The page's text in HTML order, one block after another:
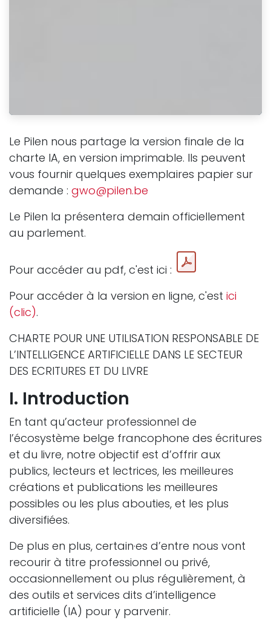
Le Pilen nous partage la version finale de la
charte IA, en version imprimable. Ils peuvent
vous fournir quelques exemplaires papier sur
demande : gwo@pilen.be
Le Pilen la présentera demain officiellement
au parlement.
Pour accéder au pdf, c'est ici :
Pour accéder à la version en ligne, c'est ici
(clic).
CHARTE POUR UNE UTILISATION RESPONSABLE DE
L’INTELLIGENCE ARTIFICIELLE DANS LE SECTEUR
DES ECRITURES ET DU LIVRE
I. Introduction
En tant qu’acteur professionnel de
l’écosystème belge francophone des écritures
et du livre, notre objectif est d’offrir aux
publics, lecteurs et lectrices, les meilleures
créations et publications les meilleures
possibles ou les plus abouties, et les plus
diversifiées.
De plus en plus, certain·es d’entre nous vont
recourir à titre professionnel ou privé,
occasionnellement ou plus régulièrement, à
des outils et services dits d’intelligence
artificielle (IA) pour y parvenir.